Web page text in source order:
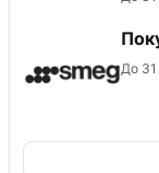
До 31